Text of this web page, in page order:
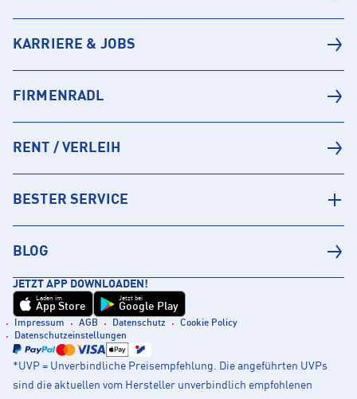
KARRIERE & JOBS
FIRMENRADL
RENT / VERLEIH
BESTER SERVICE
BLOG
JETZT APP DOWNLOADEN!
Laden im
App Store
Jetzt bei
Google Play
Impressum AGB Datenschutz
Cookie Policy
Datenschutzeinstellungen
*UVP = Unverbindliche Preisempfehlung. Die angeführten UVPs
sind die aktuellen vom Hersteller unverbindlich empfohlenen